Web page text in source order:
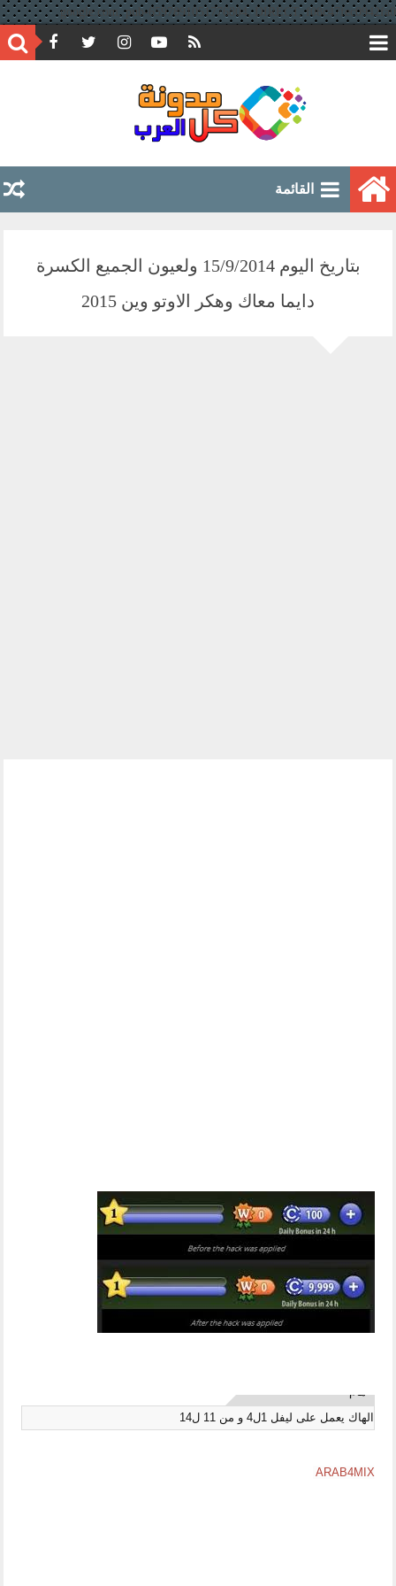
google.com, pub-6597891051776804, DIRECT, f08c47fec0942fa0
القائمة
بتاريخ اليوم 15/9/2014 ولعيون الجميع الكسرة
دايما معاك وهكر الاوتو وين 2015
من هنا
الهاك يعمل على ليفل 1ل4 و من 11 ل14
ARAB4MIX